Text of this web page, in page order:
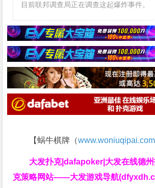
目前联邦调查局正在调查这起爆炸事件。
【蜗牛棋牌（www.woniuqipai.com
大发扑克|dafapoker|大发在线德
克策略网站——大发游戏导航